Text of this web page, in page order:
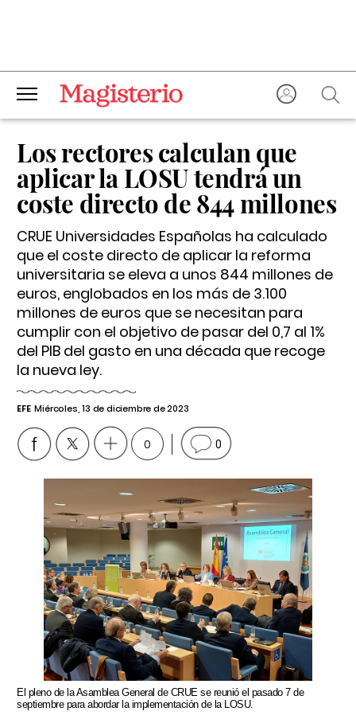
Los rectores calculan que
aplicar la LOSU tendrá un
coste directo de 844 millones
CRUE Universidades Españolas ha calculado
que el coste directo de aplicar la reforma
universitaria se eleva a unos 844 millones de
euros, englobados en los más de 3.100
millones de euros que se necesitan para
cumplir con el objetivo de pasar del 0,7 al 1%
del PIB del gasto en una década que recoge
la nueva ley.
EFE Miércoles, 13 de diciembre de 2023
0 0
El pleno de la Asamblea General de CRUE se reunió el pasado 7 de
septiembre para abordar la implementación de la LOSU.